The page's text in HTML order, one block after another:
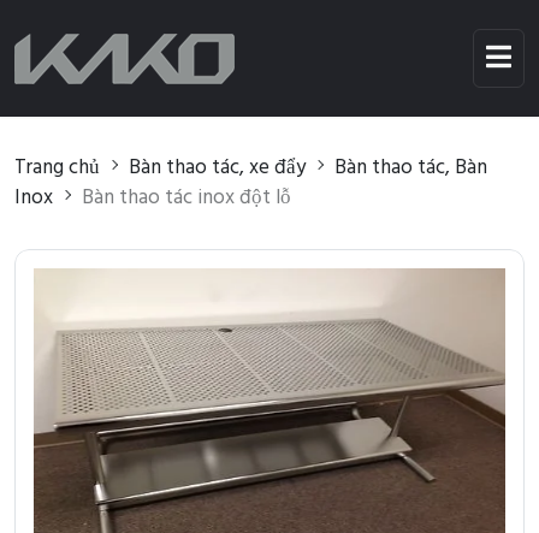
Trang chủ Bàn thao tác, xe đẩy
Bàn thao tác, Bàn
Inox
Bàn thao tác inox đột lỗ